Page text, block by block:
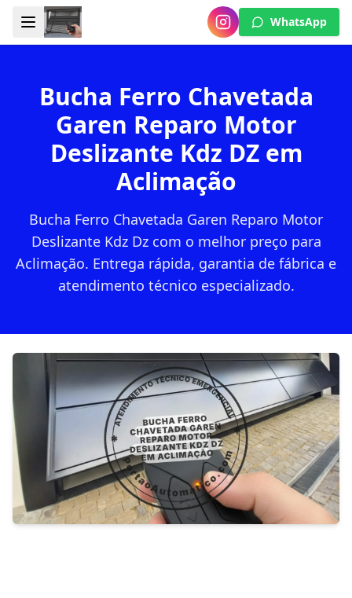
WhatsApp
Bucha Ferro Chavetada
Garen Reparo Motor
Deslizante Kdz DZ em
Aclimação
Bucha Ferro Chavetada Garen Reparo Motor
Deslizante Kdz Dz com o melhor preço para
Aclimação. Entrega rápida, garantia de fábrica e
atendimento técnico especializado.